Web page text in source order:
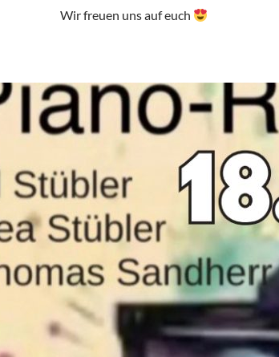
Wir freuen uns auf euch